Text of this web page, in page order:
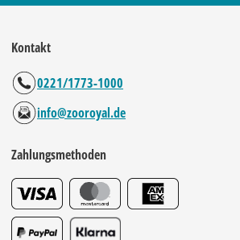
Kontakt
0221/1773-1000
info@zooroyal.de
Zahlungsmethoden